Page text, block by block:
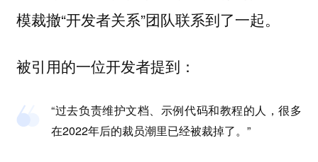
模裁撤“开发者关系”团队联系到了一起。
被引用的一位开发者提到：
“过去负责维护文档、示例代码和教程的人，很多
在2022年后的裁员潮里已经被裁掉了。”